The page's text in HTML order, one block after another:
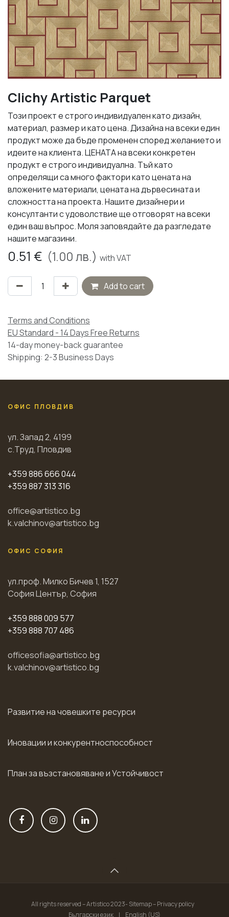
Clichy Artistic Parquet
Този проект е строго индивидуален като дизайн,
материал, размер и като цена. Дизайна на всеки един
продукт може да бъде променен според желанието и
идеите на клиента. ЦЕНАТА на всеки конкретен
продукт е строго индивидуална. Тъй като
определящи са много фактори като цената на
вложените материали, цената на дървесината и
сложността на проекта. Нашите дизайнери и
консултанти с удоволствие ще отговорят на всеки
един ваш въпрос. Моля заповядайте да разгледате
нашите магазини.
0.51 € (1.00лв.) with VAT
Add to cart
Terms and Conditions
EU Standard - 14 Days Free Returns
14-day money-back guarantee
Shipping: 2-3 Business Days
ОФИС ПЛОВДИВ
ул. Запад 2, 4199
с.Труд, Пловдив
+359 886 666 044
+359 887 313 316
office@artistico.bg
k.valchinov@artistico.bg
ОФИС СОФИЯ
ул.проф. Милко Бичев 1, 1527
София Център, София
+359 888 009 577
+359 888 707 486
officesofia@artistico.bg
k.valchinov@artistico.bg
Развитие на човешките ресурси
Иновации и конкурентноспособност
План за възстановяване и Устойчивост
All rights reserved – Artistico 2023- Sitemap – Privacy policy
Български език
| English (US)